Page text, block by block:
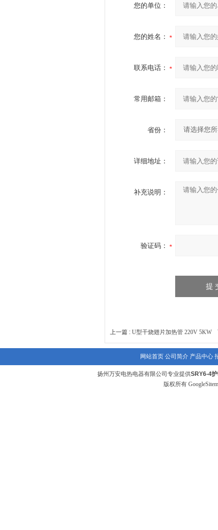
您的单位：
您的姓名：
联系电话：
常用邮箱：
省份：
详细地址：
补充说明：
验证码：
上一篇 : U型干烧翅片加热管 220V 5KW
网站首页 公司简介 产品中心
扬州万安电热电器有限公司专业提供SRY6-4
版权所有